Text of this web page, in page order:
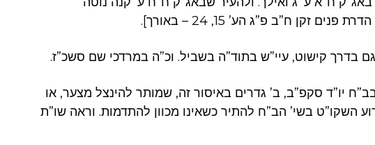
זקן ח”ב פ”ג הע’ 15, 24 – באורך].
בדרך קישוט, עיי”ש בתוד”ה בשביל. וכ”ה במרדכי שם סשכ”ז.
יו”ד סקפ”ב, ב’ גדרים באיסור זה, שמותר להינצל מצער, או
השקו”ט בשי’ הב”ח להתיר כשאינו מכוון להתדמות. וראה שו”ת